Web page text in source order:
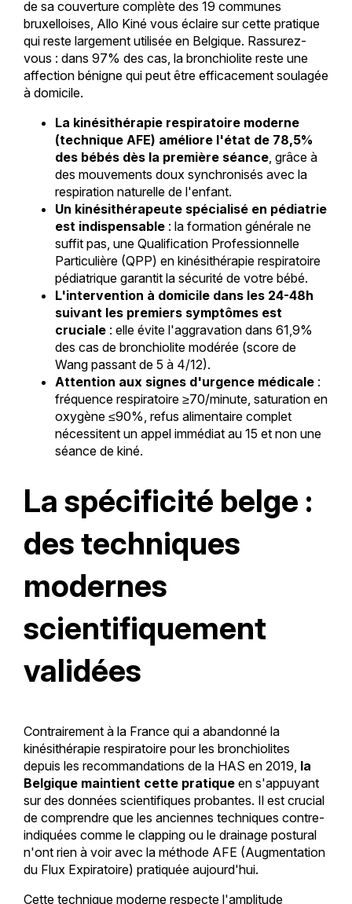
de sa couverture complète des 19 communes
bruxelloises, Allo Kiné vous éclaire sur cette pratique
qui reste largement utilisée en Belgique. Rassurez-
vous : dans 97% des cas, la bronchiolite reste une
affection bénigne qui peut être efficacement soulagée
à domicile.
La kinésithérapie respiratoire moderne
(technique AFE) améliore l'état de 78,5%
des bébés dès la première séance, grâce à
des mouvements doux synchronisés avec la
respiration naturelle de l'enfant.
Un kinésithérapeute spécialisé en pédiatrie
est indispensable: la formation générale ne
suffit pas, une Qualification Professionnelle
Particulière (QPP) en kinésithérapie respiratoire
pédiatrique garantit la sécurité de votre bébé.
L'intervention à domicile dans les 24-48h
suivant les premiers symptômes est
cruciale: elle évite l'aggravation dans 61,9%
des cas de bronchiolite modérée (score de
Wang passant de 5 à 4/12).
Attention aux signes d'urgence médicale:
fréquence respiratoire ≥70/minute, saturation en
oxygène ≤90%, refus alimentaire complet
nécessitent un appel immédiat au 15 et non une
séance de kiné.
La spécificité belge :
des techniques
modernes
scientifiquement
validées
Contrairement à la France qui a abandonné la
kinésithérapie respiratoire pour les bronchiolites
depuis les recommandations de la HAS en 2019, la
Belgique maintient cette pratiqueen s'appuyant
sur des données scientifiques probantes. Il est crucial
de comprendre que les anciennes techniques contre-
indiquées comme le clapping ou le drainage postural
n'ont rien à voir avec la méthode AFE (Augmentation
du Flux Expiratoire) pratiquée aujourd'hui.
Cette technique moderne respecte l'amplitude